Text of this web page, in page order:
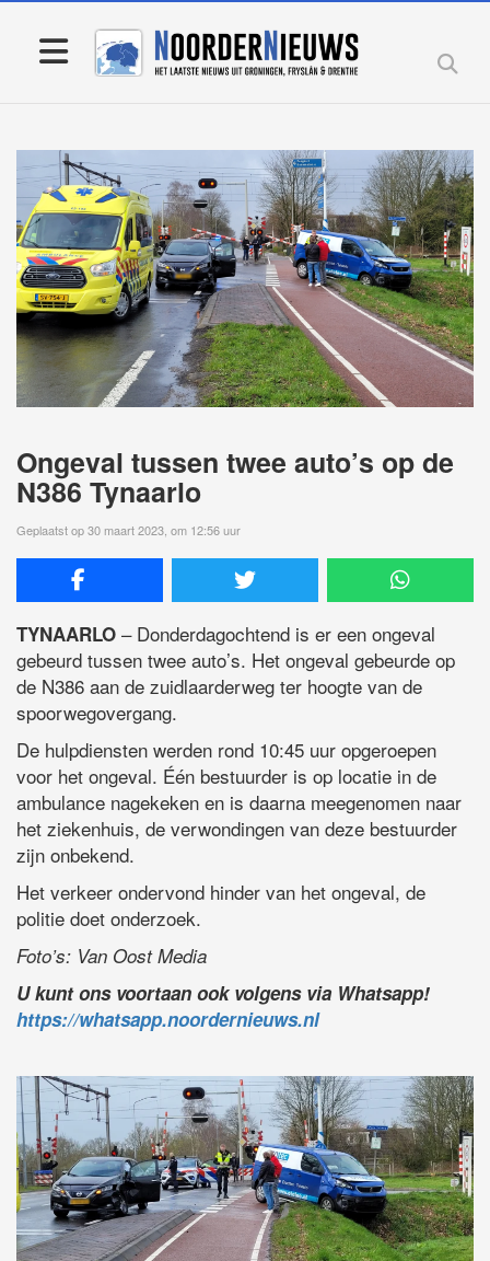
Ongeval tussen twee auto’s op de
N386 Tynaarlo
Geplaatst op 30 maart 2023, om 12:56 uur
TYNAARLO – Donderdagochtend is er een ongeval
gebeurd tussen twee auto’s. Het ongeval gebeurde op
de N386 aan de zuidlaarderweg ter hoogte van de
spoorwegovergang.
De hulpdiensten werden rond 10:45 uur opgeroepen
voor het ongeval. Één bestuurder is op locatie in de
ambulance nagekeken en is daarna meegenomen naar
het ziekenhuis, de verwondingen van deze bestuurder
zijn onbekend.
Het verkeer ondervond hinder van het ongeval, de
politie doet onderzoek.
Foto’s: Van Oost Media
U kunt ons voortaan ook volgens via Whatsapp!
https://whatsapp.noordernieuws.nl